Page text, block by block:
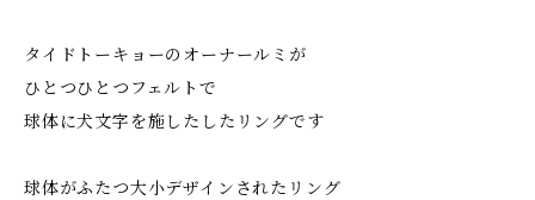
タイドトーキョーのオーナールミが
ひとつひとつフェルトで
球体に犬文字を施したしたリングです
球体がふたつ大小デザインされたリング